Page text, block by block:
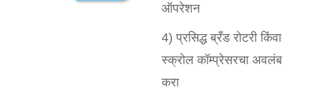
ऑपरेशन
4) प्रसिद्ध ब्रँड रोटरी किंवा
स्क्रोल कॉम्प्रेसरचा अवलंब
करा